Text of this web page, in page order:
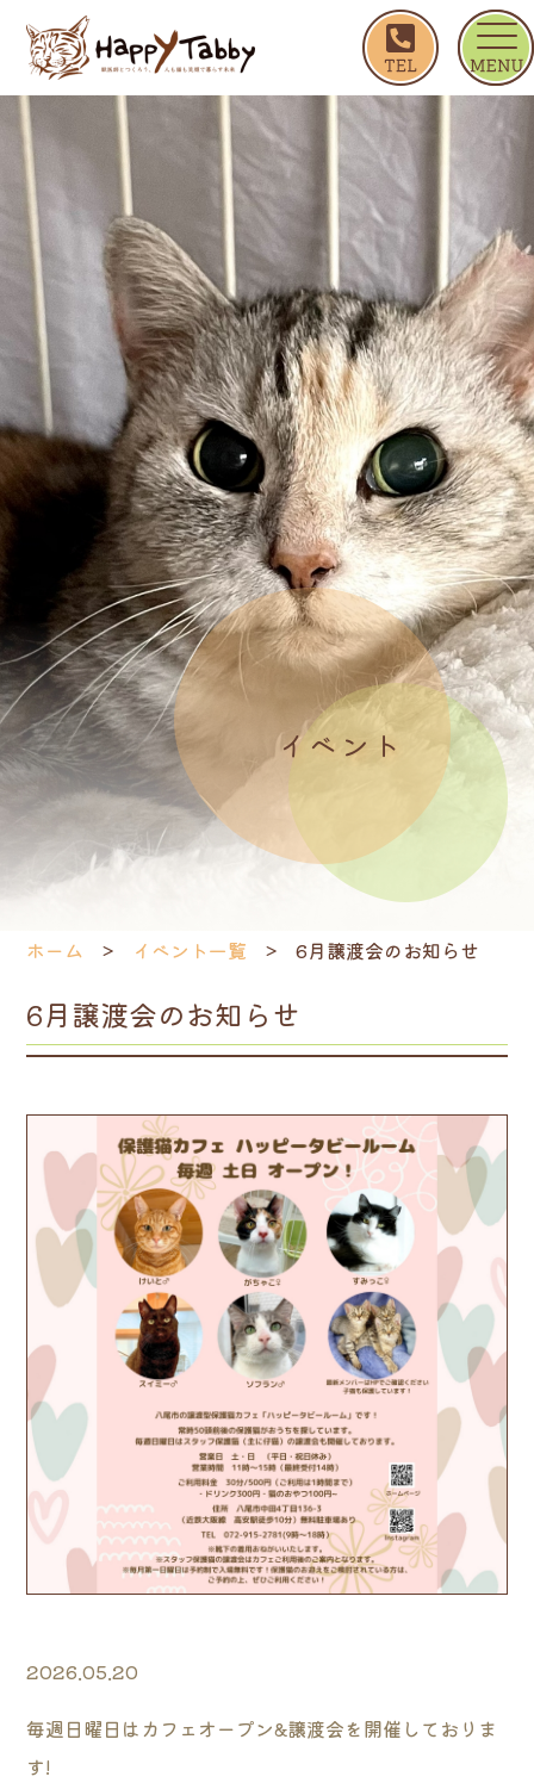
イベント
ホーム イベント一覧 6月譲渡会のお知らせ
6月譲渡会のお知らせ
2026.05.20
毎週日曜日はカフェオープン&譲渡会を開催しておりま
す!